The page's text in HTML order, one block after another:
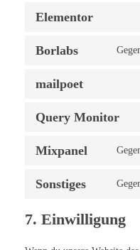
Elementor
Borlabs
mailpoet
Query Monitor
Mixpanel
Sonstiges
7. Einwilligung